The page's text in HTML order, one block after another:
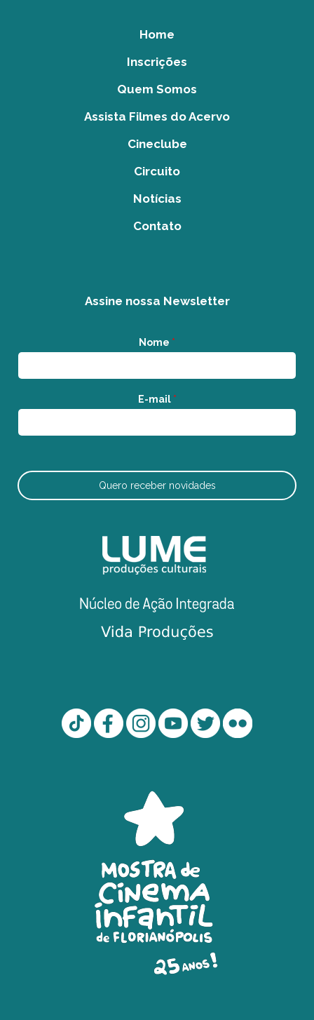
Home
Inscrições
Quem Somos
Assista Filmes do Acervo
Cineclube
Circuito
Notícias
Contato
Assine nossa Newsletter
Nome *
E-mail *
Quero receber novidades